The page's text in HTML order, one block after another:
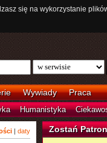
się na wykorzystanie
Wywiady Praca
Humanistyka
| daty Zostań